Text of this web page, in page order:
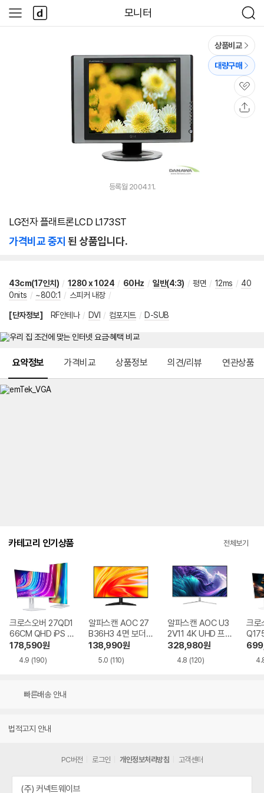
모니터
검
색
사
이
다
나
와
상품비교
대량구매
관
심
등록월 2004.11.
LG전자 플래트론LCD L173ST
가격비교 중지 된 상품입니다.
43cm(17인치) / 1280 x 1024 / 60Hz / 일반(4:3) / 평면 / 12ms / 40
0nits / ~800:1 / 스피커 내장 /
[단자정보] RF안테나 / DVI / 컴포지트 / D-SUB
요약정보 가격비교 상품정보 의견/리뷰 연관상품
카테고리 인기상품 전체보기
크로스오버 27QD1
66CM QHD iPS U
SB-C 화이트 Ai 멀
티스탠드
178,590원
4.9 (190)
알파스캔 AOC 27
B36H3 4면 보더리
스 IPS 120 시력보
호 무결점
138,990원
5.0 (110)
알파스캔 AOC U3
2V11 4K UHD 프리
싱크 HDR 시력보호
무결점
328,980원
4.8 (120)
크로
Ai
빠른배송 안내
법적고지 안내
PC버전 로그인 개인정보처리방침 고객센터
(주) 커넥트웨이브